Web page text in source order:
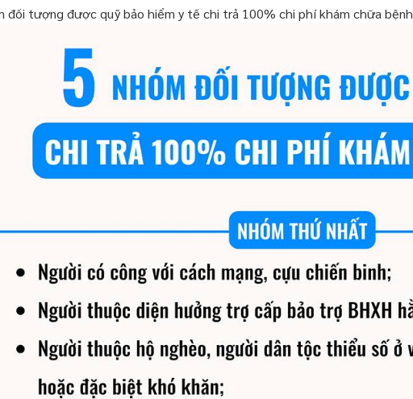
đối tượng được quỹ bảo hiểm y tế chi trả 100% chi phí khám chữa bệnh